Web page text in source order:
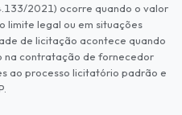
2021) ocorre quando o valor
limite legal ou em situações
de licitação acontece quando
na contratação de fornecedor
ao processo licitatório padrão e